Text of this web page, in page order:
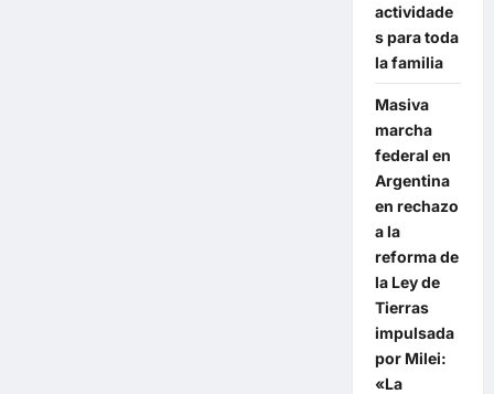
actividade
s para toda
la familia
Masiva
marcha
federal en
Argentina
en rechazo
a la
reforma de
la Ley de
Tierras
impulsada
por Milei:
«La